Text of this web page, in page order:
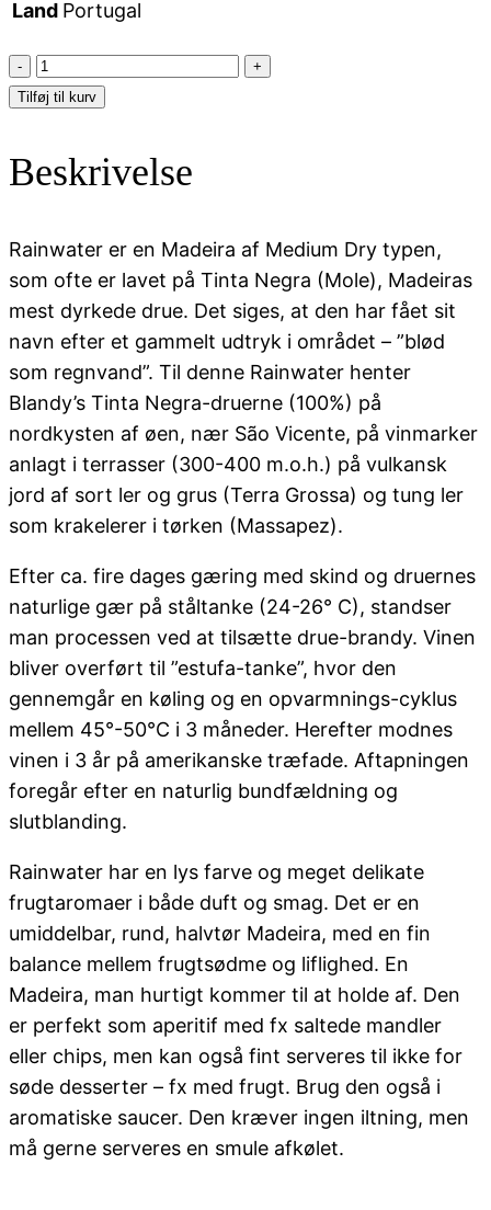
Land Portugal
Blandy's
Madeira,
Medium
Dry
Tilføj til kurv
Beskrivelse
Rainwater er en Madeira af Medium Dry typen,
som ofte er lavet på Tinta Negra (Mole), Madeiras
mest dyrkede drue. Det siges, at den har fået sit
navn efter et gammelt udtryk i området – ”blød
som regnvand”. Til denne Rainwater henter
Blandy’s Tinta Negra-druerne (100%) på
nordkysten af øen, nær São Vicente, på vinmarker
anlagt i terrasser (300-400 m.o.h.) på vulkansk
jord af sort ler og grus (Terra Grossa) og tung ler
som krakelerer i tørken (Massapez).
Efter ca. fire dages gæring med skind og druernes
naturlige gær på ståltanke (24-26° C), standser
man processen ved at tilsætte drue-brandy. Vinen
bliver overført til ”estufa-tanke”, hvor den
gennemgår en køling og en opvarmnings-cyklus
mellem 45°-50°C i 3 måneder. Herefter modnes
vinen i 3 år på amerikanske træfade. Aftapningen
foregår efter en naturlig bundfældning og
slutblanding.
Rainwater har en lys farve og meget delikate
frugtaromaer i både duft og smag. Det er en
umiddelbar, rund, halvtør Madeira, med en fin
balance mellem frugtsødme og liflighed. En
Madeira, man hurtigt kommer til at holde af. Den
er perfekt som aperitif med fx saltede mandler
eller chips, men kan også fint serveres til ikke for
søde desserter – fx med frugt. Brug den også i
aromatiske saucer. Den kræver ingen iltning, men
må gerne serveres en smule afkølet.